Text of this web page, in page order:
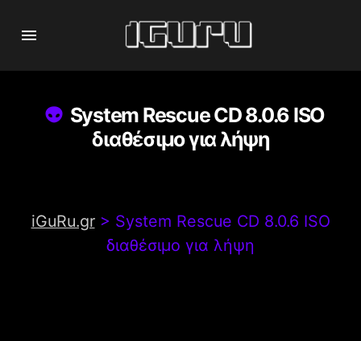
System Rescue CD 8.0.6 ISO
διαθέσιμο για λήψη
iGuRu.gr> System Rescue CD 8.0.6 ISO
διαθέσιμο για λήψη